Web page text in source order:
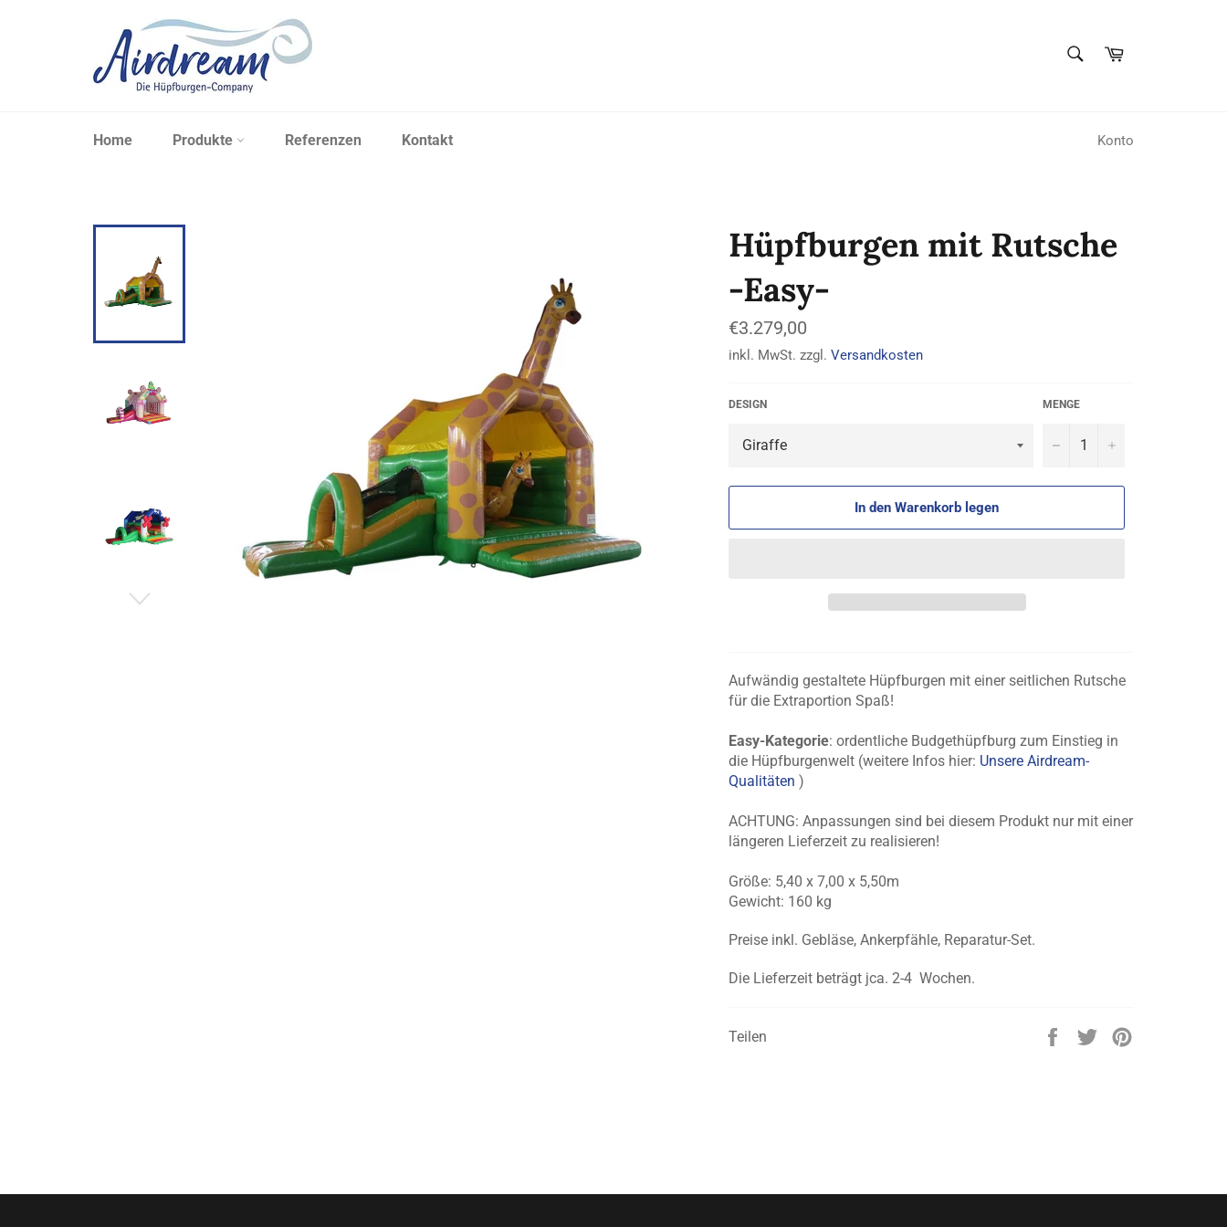
Warenkorb
Home Produkte Referenzen Kontakt Konto
Hüpfburgen mit Rutsche
-Easy-
Normaler
Preis
€3.279,00
inkl. MwSt. zzgl. Versandkosten
DESIGN MENGE
− +
In den Warenkorb legen
Aufwändig gestaltete Hüpfburgen mit einer seitlichen Rutsche
für die Extraportion Spaß!
Easy-Kategorie: ordentliche Budgethüpfburg zum Einstieg in
die Hüpfburgenwelt (weitere Infos hier: Unsere Airdream-
Qualitäten )
ACHTUNG: Anpassungen sind bei diesem Produkt nur mit einer
längeren Lieferzeit zu realisieren!
Größe: 5,40 x 7,00 x 5,50m
Gewicht: 160 kg
Preise inkl. Gebläse, Ankerpfähle, Reparatur-Set.
Die Lieferzeit beträgt jca. 2-4 Wochen.
Teilen
Auf
Auf